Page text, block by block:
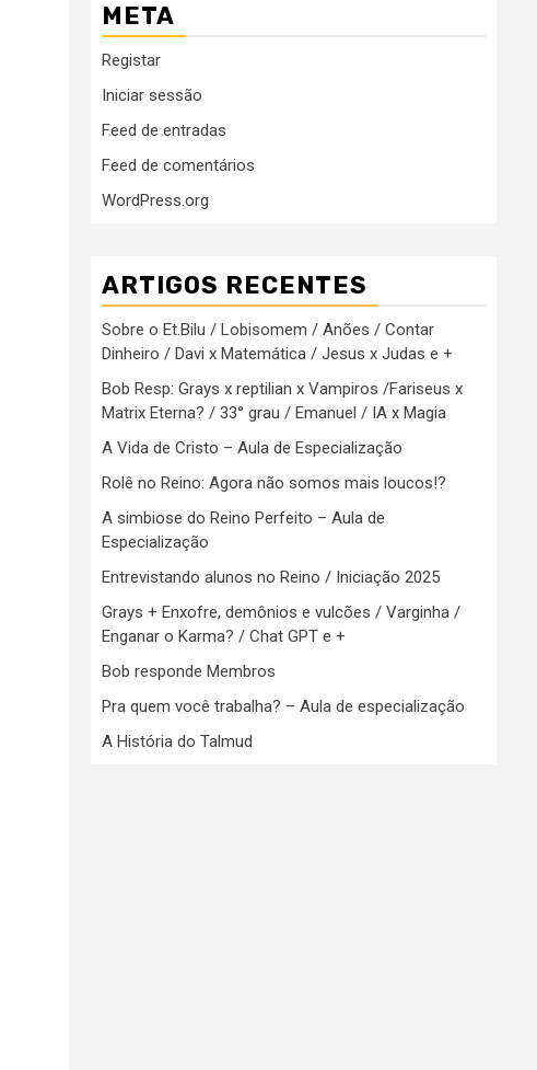
META
Registar
Iniciar sessão
Feed de entradas
Feed de comentários
WordPress.org
ARTIGOS RECENTES
Sobre o Et.Bilu / Lobisomem / Anões / Contar
Dinheiro / Davi x Matemática / Jesus x Judas e +
Bob Resp: Grays x reptilian x Vampiros /Fariseus x
Matrix Eterna? / 33° grau / Emanuel / IA x Magia
A Vida de Cristo – Aula de Especialização
Rolê no Reino: Agora não somos mais loucos!?
A simbiose do Reino Perfeito – Aula de
Especialização
Entrevistando alunos no Reino / Iniciação 2025
Grays + Enxofre, demônios e vulcões / Varginha /
Enganar o Karma? / Chat GPT e +
Bob responde Membros
Pra quem você trabalha? – Aula de especialização
A História do Talmud